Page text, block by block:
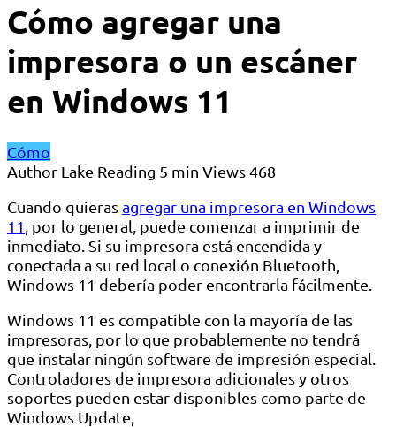
Cómo agregar una
impresora o un escáner
en Windows 11
Cómo
Author Lake Reading 5 min Views468
Cuando quierasagregar una impresora en Windows
11 , por lo general, puede comenzar a imprimir de
inmediato. Si su impresora está encendida y
conectada a su red local o conexión Bluetooth,
Windows 11 debería poder encontrarla fácilmente.
Windows 11 es compatible con la mayoría de las
impresoras, por lo que probablemente no tendrá
que instalar ningún software de impresión especial.
Controladores de impresora adicionales y otros
soportes pueden estar disponibles como parte de
Windows Update,